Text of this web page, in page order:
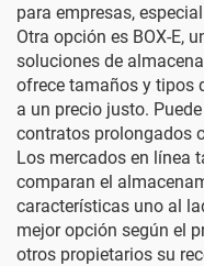
para empresas,
Otra opción es BOX-E,
soluciones de
ofrece tamaños y tipos
a un precio justo.
contratos prolongados
Los mercados en línea
comparan el
características uno al
mejor opción según el
otros propietarios su